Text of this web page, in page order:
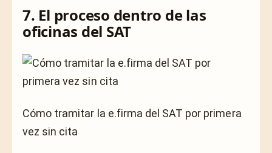
7. El proceso dentro de las
oficinas del SAT
Cómo tramitar la e.firma del SAT por primera
vez sin cita